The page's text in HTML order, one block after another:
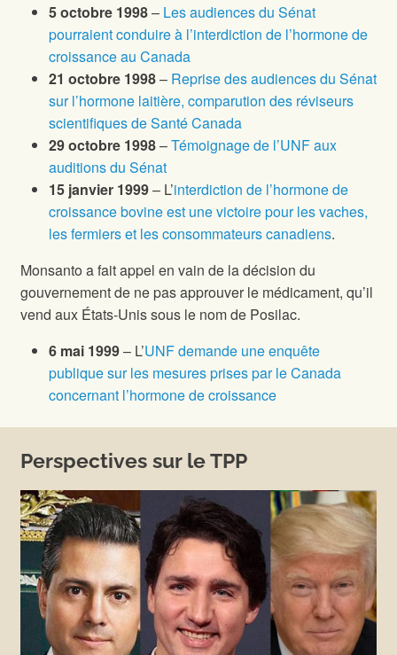
5 octobre 1998– Les audiences du Sénat
pourraient conduire à l’interdiction de l’hormone de
croissance au Canada
21 octobre 1998– Reprise des audiences du Sénat
sur l’hormone laitière, comparution des réviseurs
scientifiques de Santé Canada
29 octobre 1998–Témoignage de l’UNF aux
auditions du Sénat
15 janvier 1999– L’interdiction de l’hormone de
croissance bovine est une victoire pour les vaches,
les fermiers et les consommateurs canadiens.
Monsanto a fait appel en vain de la décision du
gouvernement de ne pas approuver le médicament, qu’il
vend aux États-Unis sous le nom de Posilac.
6 mai 1999– L’UNF demande une enquête
publique sur les mesures prises par le Canada
concernant l’hormone de croissance
Perspectives sur le TPP